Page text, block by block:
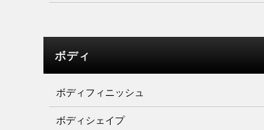
ボディ
ボディフィニッシュ
ボディシェイプ